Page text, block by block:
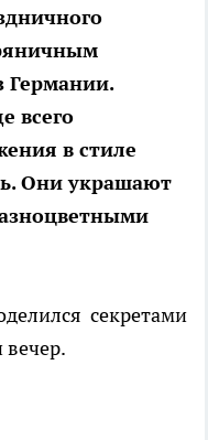
всего
в стиле
Они украшают
секретами
вечер.